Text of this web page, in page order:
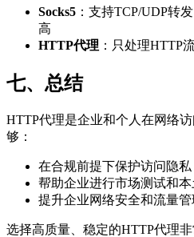
Socks5 ：支持TCP/UDP转
高
HTTP代理 ：只处理HTTP
七、总结
HTTP代理是企业和个人在网络
够：
在合规前提下保护访问隐私
帮助企业进行市场测试和
提升企业网络安全和流量管
选择高质量、稳定的HTTP代理非